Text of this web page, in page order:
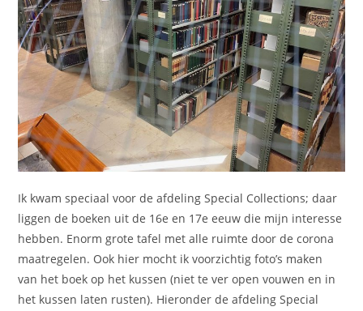
Ik kwam speciaal voor de afdeling Special Collections; daar
liggen de boeken uit de 16e en 17e eeuw die mijn interesse
hebben. Enorm grote tafel met alle ruimte door de corona
maatregelen. Ook hier mocht ik voorzichtig foto’s maken
van het boek op het kussen (niet te ver open vouwen en in
het kussen laten rusten). Hieronder de afdeling Special